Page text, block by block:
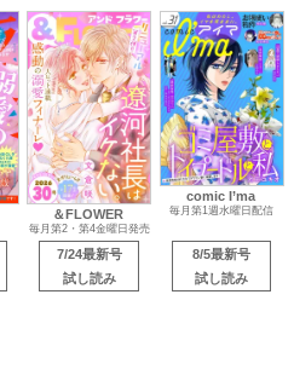
＆FLOWER
毎月第2・第4金曜日発売
7/24最新号
試し読み
comic I’ma
毎月第1週水曜日配信
8/5最新号
試し読み